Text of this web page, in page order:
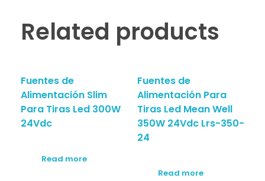
Related products
Fuentes de
Alimentación Slim
Para Tiras Led 300W
24Vdc
Read more
Fuentes de
Alimentación Para
Tiras Led Mean Well
350W 24Vdc Lrs-350-
24
Read more